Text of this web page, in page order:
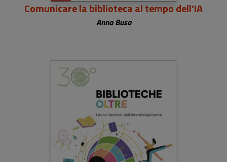
Comunicare la biblioteca al tempo dell’IA
Anna Busa